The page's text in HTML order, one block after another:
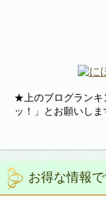
★上のブログランキ
ッ！」とお願いしま
お得な情報で